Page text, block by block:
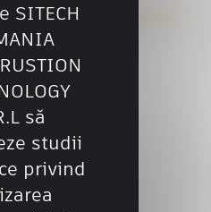
2025 – Tehnologia care
SITECH
să
studii
privind